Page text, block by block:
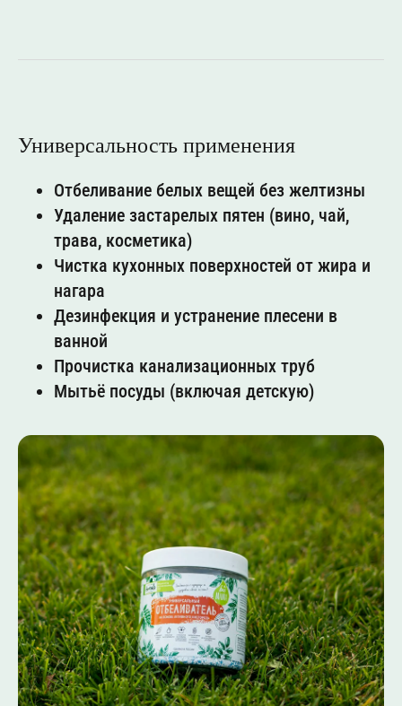
Универсальность применения
Отбеливание белых вещей без желтизны
Удаление застарелых пятен (вино, чай,
трава, косметика)
Чистка кухонных поверхностей от жира и
нагара
Дезинфекция и устранение плесени в
ванной
Прочистка канализационных труб
Мытьё посуды (включая детскую)